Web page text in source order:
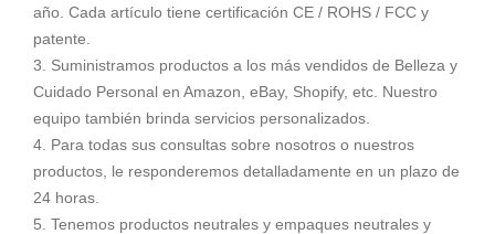
año. Cada artículo tiene certificación CE / ROHS / FCC y
patente.
3. Suministramos productos a los más vendidos de Belleza y
Cuidado Personal en Amazon, eBay, Shopify, etc. Nuestro
equipo también brinda servicios personalizados.
4. Para todas sus consultas sobre nosotros o nuestros
productos, le responderemos detalladamente en un plazo de
24 horas.
5. Tenemos productos neutrales y empaques neutrales y